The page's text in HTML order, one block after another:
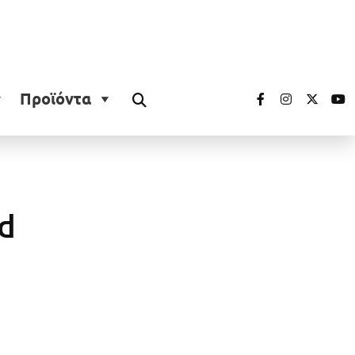
Προϊόντα